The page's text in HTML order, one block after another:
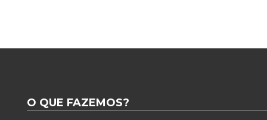
O QUE FAZEMOS?